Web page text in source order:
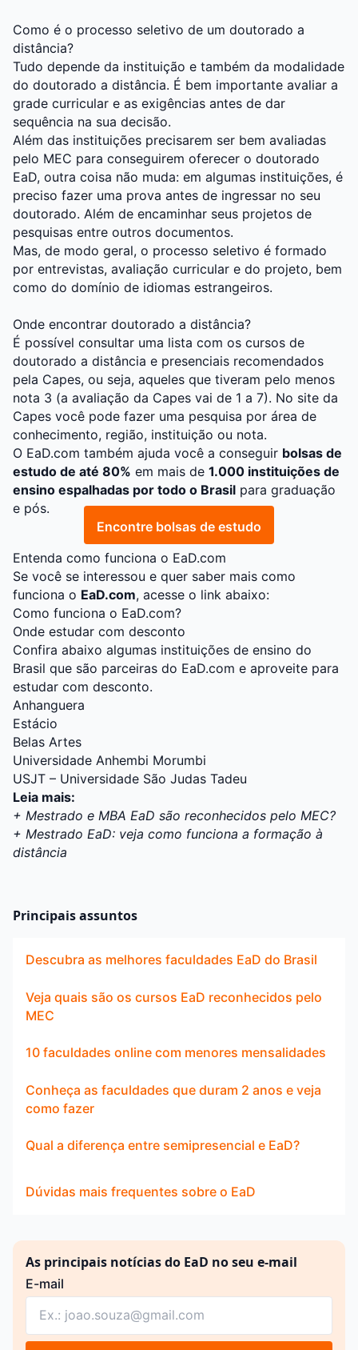
Como é o processo seletivo de um doutorado a
distância?
Tudo depende da instituição e também da modalidade
do doutorado a distância. É bem importante avaliar a
grade curricular e as exigências antes de dar
sequência na sua decisão.
Além das instituições precisarem ser bem avaliadas
pelo MEC para conseguirem oferecer o doutorado
EaD, outra coisa não muda: em algumas instituições, é
preciso fazer uma prova antes de ingressar no seu
doutorado. Além de encaminhar seus projetos de
pesquisas entre outros documentos.
Mas, de modo geral, o processo seletivo é formado
por entrevistas, avaliação curricular e do projeto, bem
como do domínio de idiomas estrangeiros.
Onde encontrar doutorado a distância?
É possível consultar uma lista com os cursos de
doutorado a distância e presenciais recomendados
pela Capes, ou seja, aqueles que tiveram pelo menos
nota 3 (a avaliação da Capes vai de 1 a 7). No site da
Capes você pode fazer uma pesquisa por área de
conhecimento, região, instituição ou nota.
O EaD.com também ajuda você a conseguir bolsas de
estudo de até 80% em mais de 1.000 instituições de
ensino espalhadas por todo o Brasil para graduação
e pós.
Encontre bolsas de estudo
Entenda como funciona o EaD.com
Se você se interessou e quer saber mais como
funciona o EaD.com, acesse o link abaixo:
Como funciona o EaD.com?
Onde estudar com desconto
Confira abaixo algumas instituições de ensino do
Brasil que são parceiras do EaD.com e aproveite para
estudar com desconto.
Anhanguera
Estácio
Belas Artes
Universidade Anhembi Morumbi
USJT – Universidade São Judas Tadeu
Leia mais:
+ Mestrado e MBA EaD são reconhecidos pelo MEC?
+ Mestrado EaD: veja como funciona a formação à
distância
Principais assuntos
Descubra as melhores faculdades EaD do Brasil
Veja quais são os cursos EaD reconhecidos pelo
MEC
10 faculdades online com menores mensalidades
Conheça as faculdades que duram 2 anos e veja
como fazer
Qual a diferença entre semipresencial e EaD?
Dúvidas mais frequentes sobre o EaD
As principais notícias do EaD no seu e-mail
E-mail